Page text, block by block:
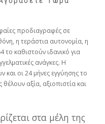
προδιαγραφές σε
η τεράστια αυτονομία, η
το καθιστούν ιδανικό για
ανάγκες. Η
οι 24 μήνες εγγύησης το
αξία, αξιοπιστία και
στα μέλη της